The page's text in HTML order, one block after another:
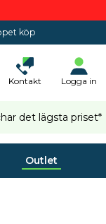
köp
Kontakt Logga in
det lägsta priset*
Outlet